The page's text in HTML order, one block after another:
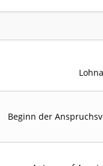
Beginn der